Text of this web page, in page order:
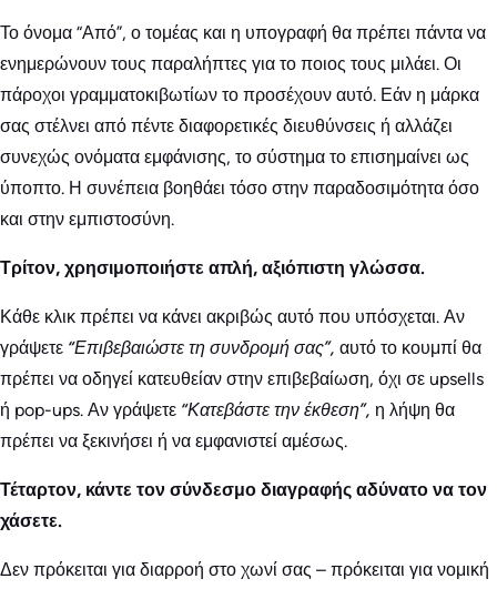
Το όνομα “Από”, ο τομέας και η υπογραφή θα πρέπει πάντα να
ενημερώνουν τους παραλήπτες για το ποιος τους μιλάει. Οι
πάροχοι γραμματοκιβωτίων το προσέχουν αυτό. Εάν η μάρκα
σας στέλνει από πέντε διαφορετικές διευθύνσεις ή αλλάζει
συνεχώς ονόματα εμφάνισης, το σύστημα το επισημαίνει ως
ύποπτο. Η συνέπεια βοηθάει τόσο στην παραδοσιμότητα όσο
και στην εμπιστοσύνη.
Τρίτον, χρησιμοποιήστε απλή, αξιόπιστη γλώσσα.
Κάθε κλικ πρέπει να κάνει ακριβώς αυτό που υπόσχεται. Αν
γράψετε “Επιβεβαιώστε τη συνδρομή σας”, αυτό το κουμπί θα
πρέπει να οδηγεί κατευθείαν στην επιβεβαίωση, όχι σε upsells
ή pop-ups. Αν γράψετε “Κατεβάστε την έκθεση”, η λήψη θα
πρέπει να ξεκινήσει ή να εμφανιστεί αμέσως.
Τέταρτον, κάντε τον σύνδεσμο διαγραφής αδύνατο να τον
χάσετε.
Δεν πρόκειται για διαρροή στο χωνί σας – πρόκειται για νομική